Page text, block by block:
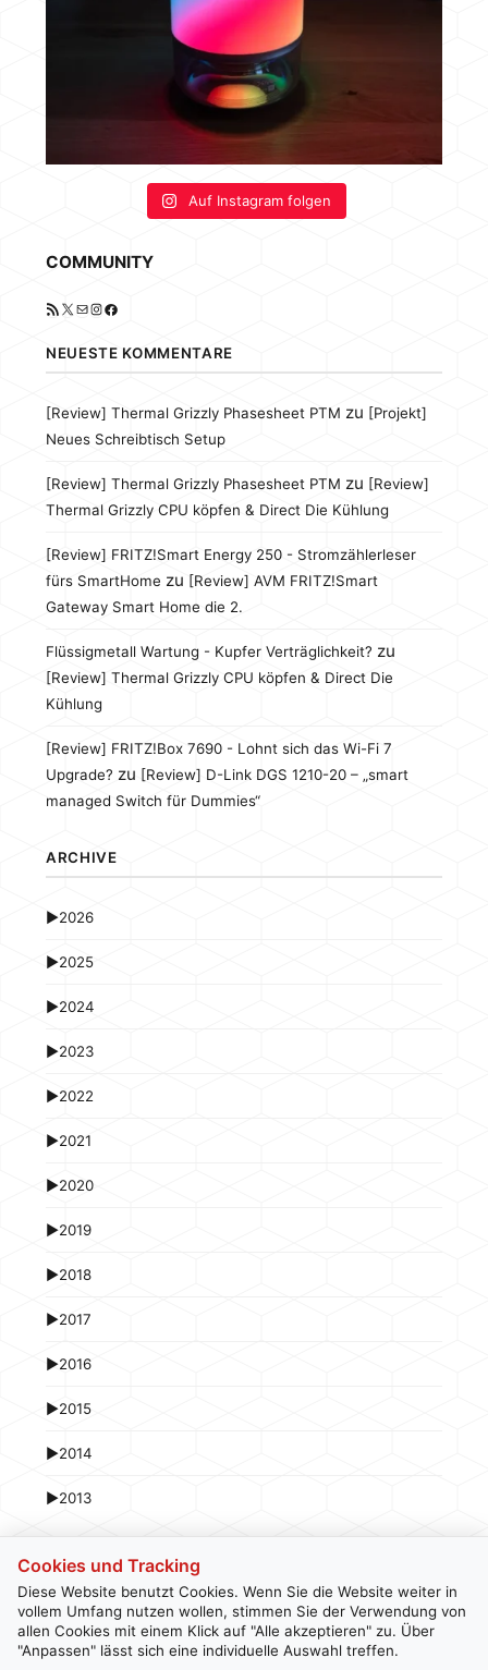
Auf Instagram folgen
COMMUNITY
RSS-Feed
X E-MailInstagram
Facebook
NEUESTE KOMMENTARE
[Review] Thermal Grizzly Phasesheet PTM zu [Projekt]
Neues Schreibtisch Setup
[Review] Thermal Grizzly Phasesheet PTM zu [Review]
Thermal Grizzly CPU köpfen & Direct Die Kühlung
[Review] FRITZ!Smart Energy 250 - Stromzählerleser
fürs SmartHome zu [Review] AVM FRITZ!Smart
Gateway Smart Home die 2.
Flüssigmetall Wartung - Kupfer Verträglichkeit? zu
[Review] Thermal Grizzly CPU köpfen & Direct Die
Kühlung
[Review] FRITZ!Box 7690 - Lohnt sich das Wi-Fi 7
Upgrade? zu [Review] D-Link DGS 1210-20 – „smart
managed Switch für Dummies“
ARCHIVE
►2026
►2025
►2024
►2023
►2022
►2021
►2020
►2019
►2018
►2017
►2016
►2015
►2014
►2013
KontaktNewsletterImpressumDatenschutz
Cookies und Tracking
Diese Website benutzt Cookies. Wenn Sie die Website weiter in
vollem Umfang nutzen wollen, stimmen Sie der Verwendung von
allen Cookies mit einem Klick auf "Alle akzeptieren" zu. Über
"Anpassen" lässt sich eine individuelle Auswahl treffen.